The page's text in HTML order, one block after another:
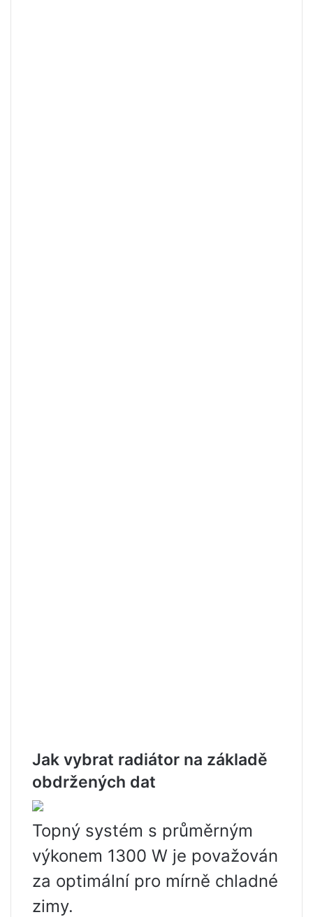
Jak vybrat radiátor na základě
obdržených dat
Topný systém s průměrným
výkonem 1300 W je považován
za optimální pro mírně chladné
zimy.